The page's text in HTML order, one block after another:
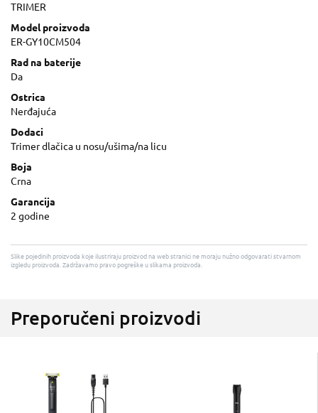
TRIMER
Model proizvoda
ER-GY10CM504
Rad na baterije
Da
Ostrica
Nerđajuća
Dodaci
Trimer dlačica u nosu/ušima/na licu
Boja
Crna
Garancija
2 godine
Slike pojedinih proizvoda koje ilustriraju proizvod na web stranici ne moraju nužno odgovarati stvarnom
izgledu proizvoda. Zadržavamo pravo pogreške u slikama proizvoda.
Preporučeni proizvodi